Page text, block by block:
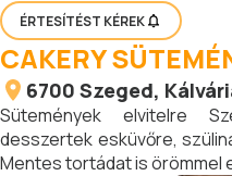
ÉRTESÍTÉST KÉREK
CAKERY
6700 Szeged,
Sütemények elvitelre
desszertek esküvőre,
Mentes tortádat is örömmel